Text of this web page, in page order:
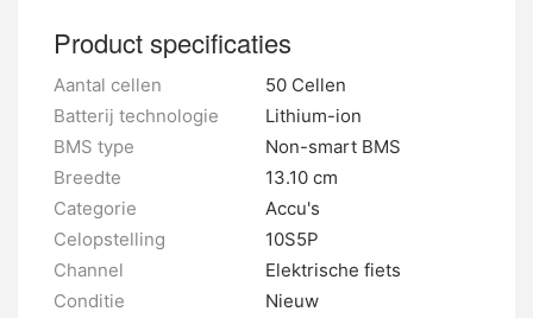
Product specificaties
Aantal cellen
50 Cellen
Batterij technologie
Lithium-ion
BMS type
Non-smart BMS
Breedte
13.10 cm
Categorie
Accu's
Celopstelling
10S5P
Channel
Elektrische fiets
Conditie
Nieuw